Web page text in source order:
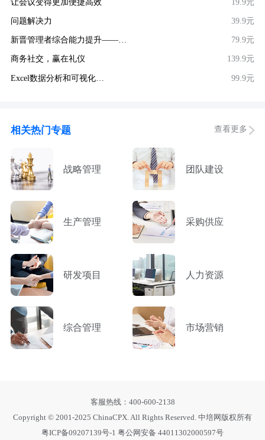
问题解决力 39.9元
新晋管理者综合能力提升——… 79.9元
商务社交，赢在礼仪 139.9元
Excel数据分析和可视化… 99.9元
相关热门专题 查看更多
战略管理 团队建设
生产管理 采购供应
研发项目 人力资源
综合管理 市场营销
客服热线：400-600-2138
Copyright © 2001-2025 ChinaCPX. All Rights Reserved. 中培网版权所有
粤ICP备09207139号-1 粤公网安备 44011302000597号